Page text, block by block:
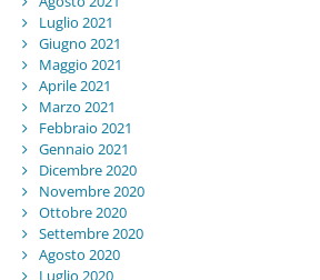
Luglio 2021
Giugno 2021
Maggio 2021
Aprile 2021
Marzo 2021
Febbraio 2021
Gennaio 2021
Dicembre 2020
Novembre 2020
Ottobre 2020
Settembre 2020
Agosto 2020
Luglio 2020